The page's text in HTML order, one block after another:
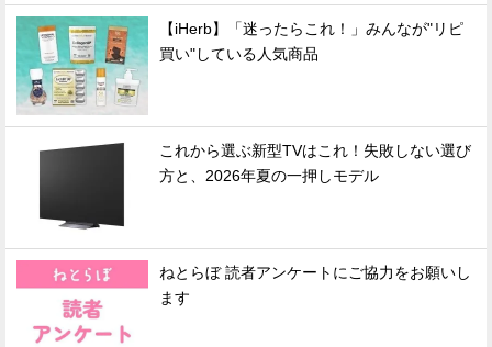
【iHerb】「迷ったらこれ！」みんなが"リピ
買い"している人気商品
これから選ぶ新型TVはこれ！失敗しない選び
方と、2026年夏の一押しモデル
ねとらぼ 読者アンケートにご協力をお願いし
ます